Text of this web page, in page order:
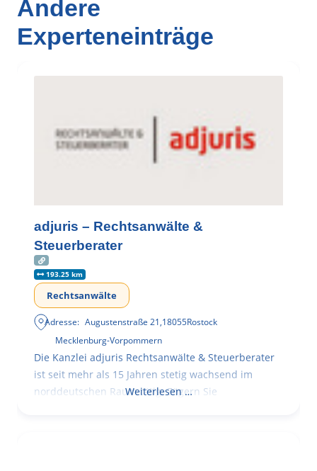
Andere
Experteneinträge
adjuris – Rechtsanwälte &
Steuerberater
193.25 km
Rechtsanwälte
Adresse: Augustenstraße 21,18055Rostock
Mecklenburg-Vorpommern
Die Kanzlei adjuris Rechtsanwälte & Steuerberater
ist seit mehr als 15 Jahren stetig wachsend im
norddeutschen Raum tätig. Zögern Sie
Weiterlesen …